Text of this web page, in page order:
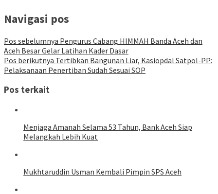
Navigasi pos
Pos sebelumnya Pengurus Cabang HIMMAH Banda Aceh dan
Aceh Besar Gelar Latihan Kader Dasar
Pos berikutnya Tertibkan Bangunan Liar, Kasiopdal Satpol-PP:
Pelaksanaan Penertiban Sudah Sesuai SOP
Pos terkait
Menjaga Amanah Selama 53 Tahun, Bank Aceh Siap
Melangkah Lebih Kuat
Mukhtaruddin Usman Kembali Pimpin SPS Aceh